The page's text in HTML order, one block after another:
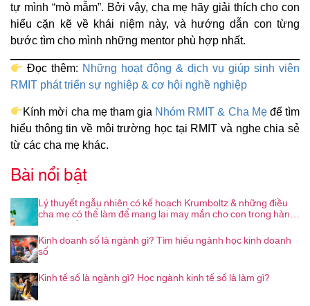
tự mình “mò mẫm”. Bởi vậy, cha mẹ hãy giải thích cho con
hiểu cặn kẽ về khái niệm này, và hướng dẫn con từng
bước tìm cho mình những mentor phù hợp nhất.
Đọc thêm: Những hoạt động & dịch vụ giúp sinh viên
RMIT phát triển sự nghiệp & cơ hội nghề nghiệp
Kính mời cha mẹ tham gia Nhóm RMIT & Cha Mẹđể tìm
hiểu thông tin về môi trường học tại RMIT và nghe chia sẻ
từ các cha mẹ khác.
Bài nổi bật
Lý thuyết ngẫu nhiên có kế hoạch Krumboltz & những điều
cha mẹ có thể làm để mang lại may mắn cho con trong hành
trình nghề nghiệp
Kinh doanh số là ngành gì? Tìm hiểu ngành học kinh doanh
số
Kinh tế số là ngành gì? Học ngành kinh tế số là làm gì?